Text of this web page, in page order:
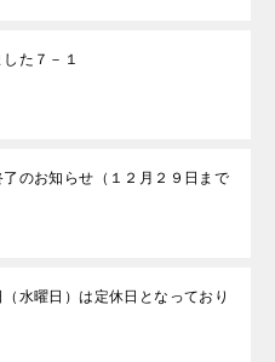
た７－１
のお知らせ（１２月２９日まで
水曜日）は定休日となっており